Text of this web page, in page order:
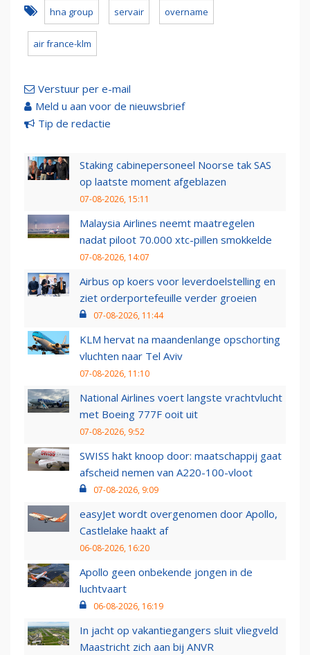
hna group servair overname
air france-klm
Verstuur per e-mail
Meld u aan voor de nieuwsbrief
Tip de redactie
Staking cabinepersoneel Noorse tak SAS
op laatste moment afgeblazen
07-08-2026, 15:11
Malaysia Airlines neemt maatregelen
nadat piloot 70.000 xtc-pillen smokkelde
07-08-2026, 14:07
Airbus op koers voor leverdoelstelling en
ziet orderportefeuille verder groeien
07-08-2026, 11:44
KLM hervat na maandenlange opschorting
vluchten naar Tel Aviv
07-08-2026, 11:10
National Airlines voert langste vrachtvlucht
met Boeing 777F ooit uit
07-08-2026, 9:52
SWISS hakt knoop door: maatschappij gaat
afscheid nemen van A220-100-vloot
07-08-2026, 9:09
easyJet wordt overgenomen door Apollo,
Castlelake haakt af
06-08-2026, 16:20
Apollo geen onbekende jongen in de
luchtvaart
06-08-2026, 16:19
In jacht op vakantiegangers sluit vliegveld
Maastricht zich aan bij ANVR